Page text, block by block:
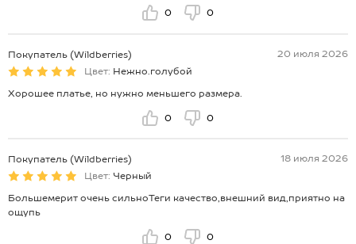
0 0
Покупатель (Wildberries)
20 июля 2026
Цвет: Нежно.голубой
Хорошее платье, но нужно меньшего размера.
0 0
Покупатель (Wildberries)
18 июля 2026
Цвет: Черный
Большемерит очень сильноТеги качество,внешний вид,приятно на
ощупь
0 0